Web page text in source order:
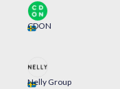
CDON
Nelly Group